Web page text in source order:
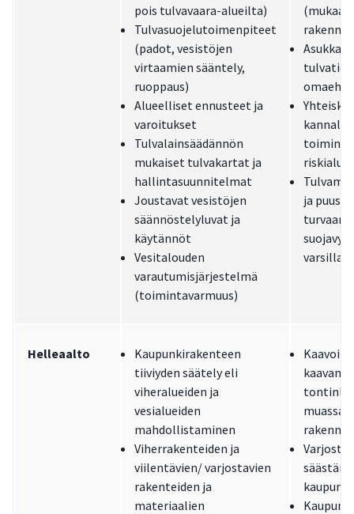
pois tulvavaara-alueilta)
Tulvasuojelutoimenpiteet
(padot, vesistöjen
virtaamien sääntely,
ruoppaus)
Alueelliset ennusteet ja
varoitukset
Tulvalainsäädännön
mukaiset tulvakartat ja
hallintasuunnitelmat
Joustavat vesistöjen
säännöstelyluvat ja
käytännöt
Vesitalouden
varautumisjärjestelmä
(toimintavarmuus)
ja
varsilla
Helleaalto
Kaupunkirakenteen
tiiviyden säätely eli
viheralueiden ja
vesialueiden
mahdollistaminen
Viherrakenteiden ja
viilentävien/ varjostavien
rakenteiden ja
materiaalien
muassa